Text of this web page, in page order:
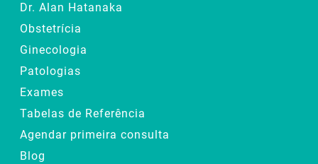
Dr. Alan Hatanaka
Obstetrícia
Ginecologia
Patologias
Exames
Tabelas de Referência
Agendar primeira consulta
Blog